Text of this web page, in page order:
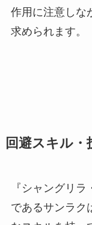
作用に注意しな
求められます。
回避スキル・
『シャングリ
であるサンラク